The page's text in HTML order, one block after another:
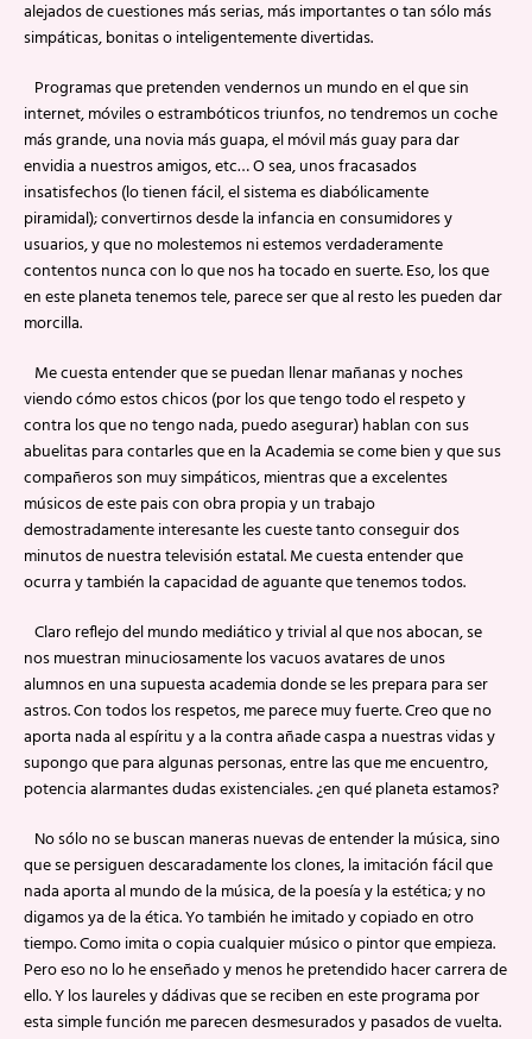
alejados de cuestiones más serias, más importantes o tan sólo más
simpáticas, bonitas o inteligentemente divertidas.
Programas que pretenden vendernos un mundo en el que sin
internet, móviles o estrambóticos triunfos, no tendremos un coche
más grande, una novia más guapa, el móvil más guay para dar
envidia a nuestros amigos, etc… O sea, unos fracasados
insatisfechos (lo tienen fácil, el sistema es diabólicamente
piramidal); convertirnos desde la infancia en consumidores y
usuarios, y que no molestemos ni estemos verdaderamente
contentos nunca con lo que nos ha tocado en suerte. Eso, los que
en este planeta tenemos tele, parece ser que al resto les pueden dar
morcilla.
Me cuesta entender que se puedan llenar mañanas y noches
viendo cómo estos chicos (por los que tengo todo el respeto y
contra los que no tengo nada, puedo asegurar) hablan con sus
abuelitas para contarles que en la Academia se come bien y que sus
compañeros son muy simpáticos, mientras que a excelentes
músicos de este pais con obra propia y un trabajo
demostradamente interesante les cueste tanto conseguir dos
minutos de nuestra televisión estatal. Me cuesta entender que
ocurra y también la capacidad de aguante que tenemos todos.
Claro reflejo del mundo mediático y trivial al que nos abocan, se
nos muestran minuciosamente los vacuos avatares de unos
alumnos en una supuesta academia donde se les prepara para ser
astros. Con todos los respetos, me parece muy fuerte. Creo que no
aporta nada al espíritu y a la contra añade caspa a nuestras vidas y
supongo que para algunas personas, entre las que me encuentro,
potencia alarmantes dudas existenciales. ¿en qué planeta estamos?
No sólo no se buscan maneras nuevas de entender la música, sino
que se persiguen descaradamente los clones, la imitación fácil que
nada aporta al mundo de la música, de la poesía y la estética; y no
digamos ya de la ética. Yo también he imitado y copiado en otro
tiempo. Como imita o copia cualquier músico o pintor que empieza.
Pero eso no lo he enseñado y menos he pretendido hacer carrera de
ello. Y los laureles y dádivas que se reciben en este programa por
esta simple función me parecen desmesurados y pasados de vuelta.